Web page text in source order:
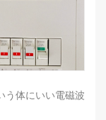
う体にいい電磁波